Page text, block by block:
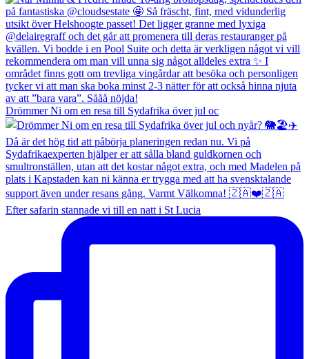
Drömmer Ni om en resa till Sydafrika över jul oc
Efter safarin stannade vi till en natt i St Lucia